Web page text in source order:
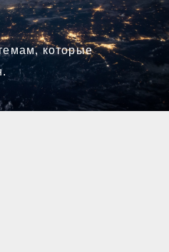
которые